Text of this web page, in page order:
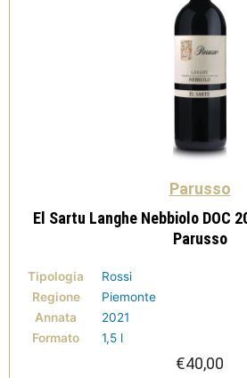
Parusso
El Sartu Langhe Nebbiolo DOC
Parusso
Tipologia
Rossi
Regione
Piemonte
Annata
2021
Formato
1,5 l
€40,00